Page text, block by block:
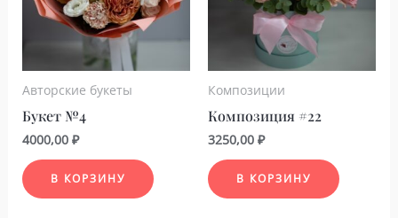
Авторские букеты
Букет №4
4000,00 ₽
В КОРЗИНУ
Композиции
Композиция #22
3250,00 ₽
В КОРЗИНУ